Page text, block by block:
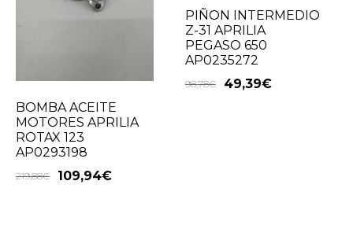
BOMBA ACEITE
MOTORES APRILIA
ROTAX 123
AP0293198
219,88€ 109,94€
PIÑON INTERMEDIO
Z-31 APRILIA
PEGASO 650
AP0235272
98,78€ 49,39€